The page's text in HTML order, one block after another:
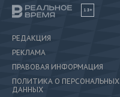
18+
РЕДАКЦИЯ
РЕКЛАМА
ПРАВОВАЯ ИНФОРМАЦИЯ
ПОЛИТИКА О ПЕРСОНАЛЬНЫХ
ДАННЫХ